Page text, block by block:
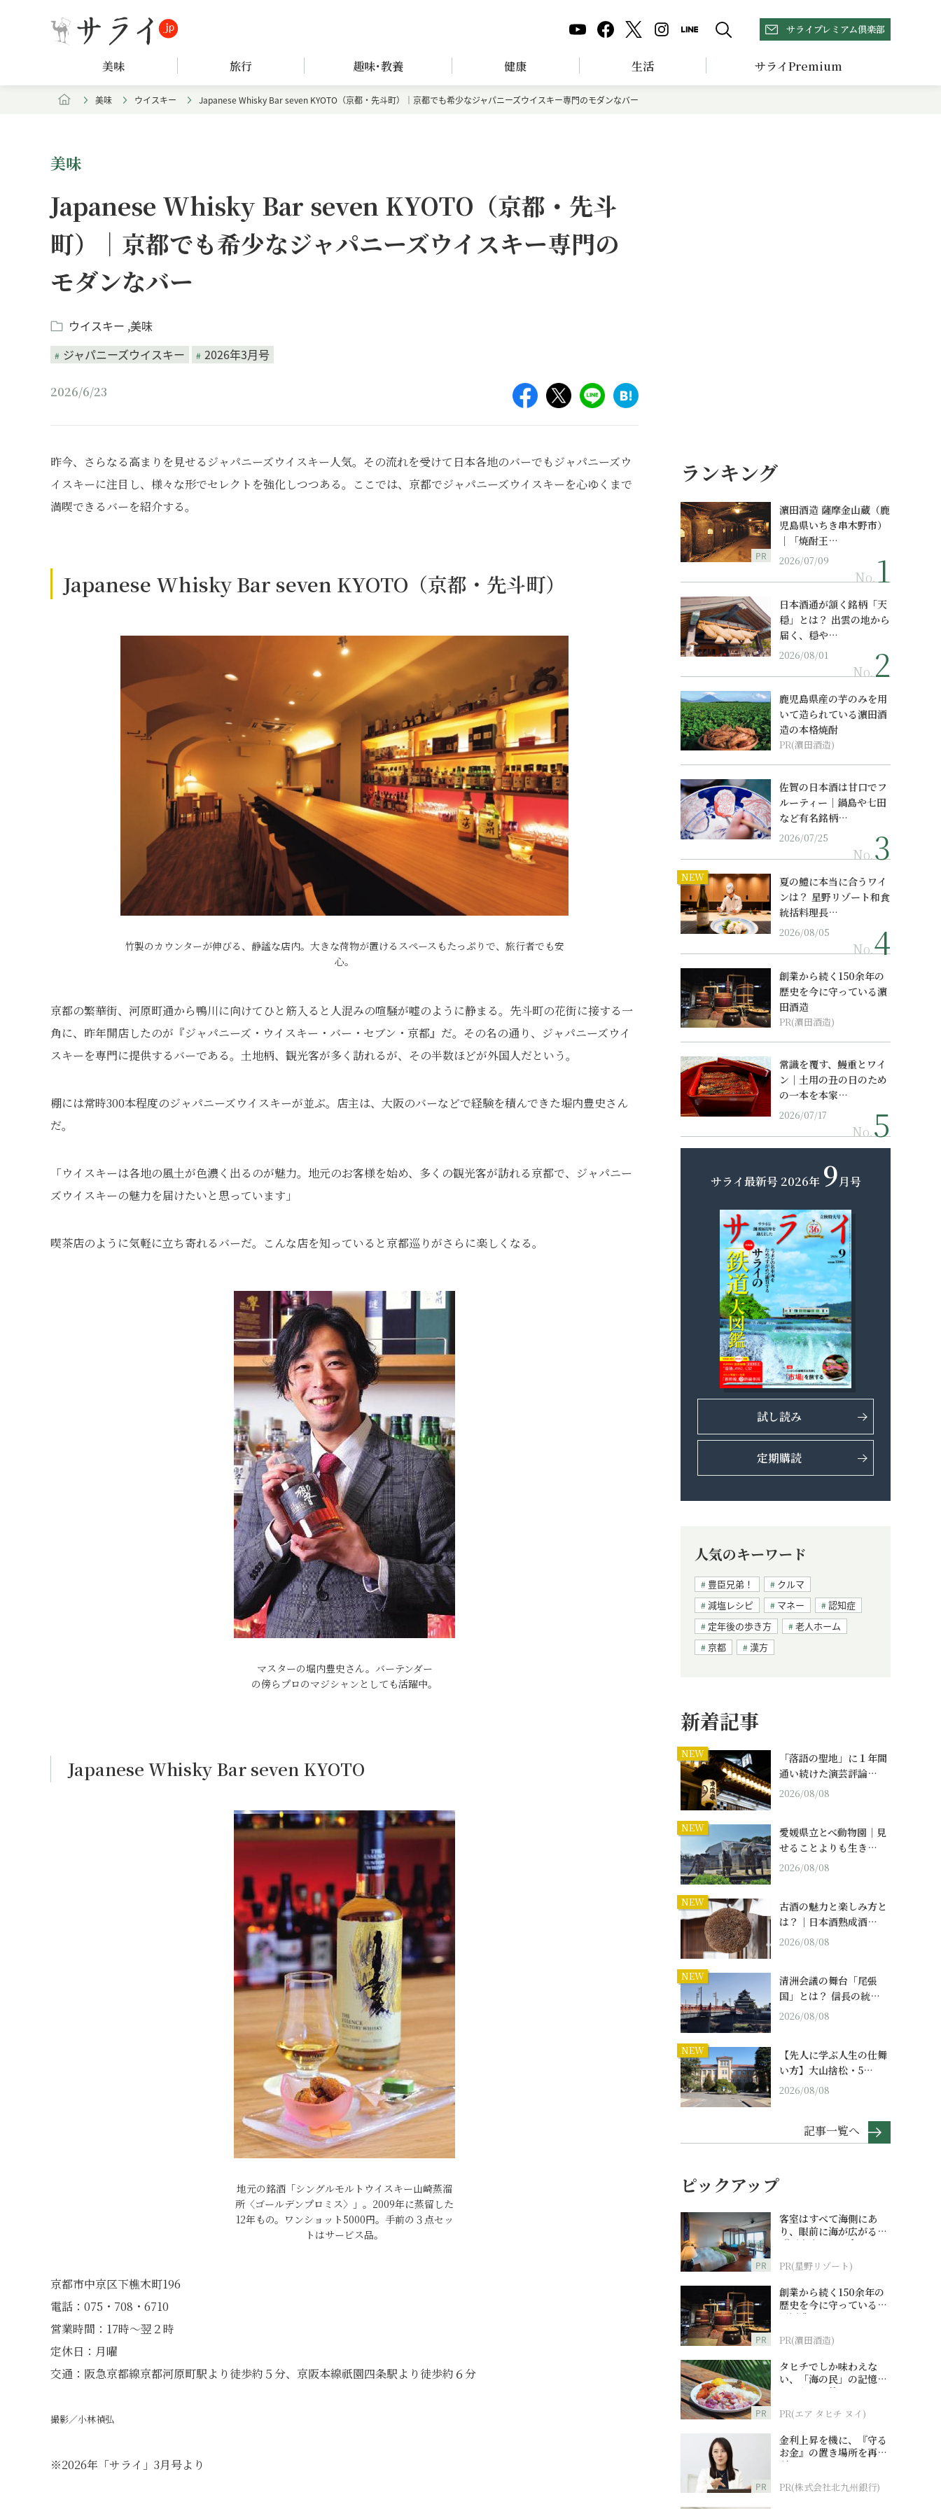
サライプレミアム倶楽部
美味 旅行 趣味･教養 健康 生活 サライPremium
美味 ウイスキー Japanese Whisky Bar seven KYOTO（京都・先斗町）｜京都でも希少なジャパニーズウイスキー専門のモダンなバー
美味
Japanese Whisky Bar seven KYOTO（京都・先斗
町）｜京都でも希少なジャパニーズウイスキー専門の
モダンなバー
ウイスキー 美味
ジャパニーズウイスキー
2026年3月号
2026/6/23
昨今、さらなる高まりを見せるジャパニーズウイスキー人気。その流れを受けて日本各地のバーでもジャパニーズウ
イスキーに注目し、様々な形でセレクトを強化しつつある。ここでは、京都でジャパニーズウイスキーを心ゆくまで
満喫できるバーを紹介する。
Japanese Whisky Bar seven KYOTO（京都・先斗町）
竹製のカウンターが伸びる、静謐な店内。大きな荷物が置けるスペースもたっぷりで、旅行者でも安
心。
京都の繁華街、河原町通から鴨川に向けてひと筋入ると人混みの喧騒が嘘のように静まる。先斗町の花街に接する一
角に、昨年開店したのが『ジャパニーズ・ウイスキー・バー・セブン・京都』だ。その名の通り、ジャパニーズウイ
スキーを専門に提供するバーである。土地柄、観光客が多く訪れるが、その半数ほどが外国人だという。
棚には常時300本程度のジャパニーズウイスキーが並ぶ。店主は、大阪のバーなどで経験を積んできた堀内豊史さん
だ。
「ウイスキーは各地の風土が色濃く出るのが魅力。地元のお客様を始め、多くの観光客が訪れる京都で、ジャパニー
ズウイスキーの魅力を届けたいと思っています」
喫茶店のように気軽に立ち寄れるバーだ。こんな店を知っていると京都巡りがさらに楽しくなる。
マスターの堀内豊史さん。バーテンダー
の傍らプロのマジシャンとしても活躍中。
Japanese Whisky Bar seven KYOTO
地元の銘酒「シングルモルトウイスキー山崎蒸溜
所〈ゴールデンプロミス〉」。2009年に蒸留した
12年もの。ワンショット5000円。手前の３点セッ
トはサービス品。
京都市中京区下樵木町196
電話：075・708・6710
営業時間：17時～翌２時
定休日：月曜
交通：阪急京都線京都河原町駅より徒歩約５分、京阪本線祇園四条駅より徒歩約６分
撮影／小林禎弘
※2026年「サライ」3月号より
ランキング
PR
濵田酒造 薩摩金山蔵（鹿
児島県いちき串木野市）
｜「焼酎王…
2026/07/09
No.
日本酒通が頷く銘柄「天
穏」とは？ 出雲の地から
届く、穏や…
2026/08/01
No.
鹿児島県産の芋のみを用
いて造られている濵田酒
造の本格焼酎
PR(濵田酒造)
佐賀の日本酒は甘口でフ
ルーティー｜鍋島や七田
など有名銘柄…
2026/07/25
No.
NEW
夏の鱧に本当に合うワイ
ンは？ 星野リゾート和食
統括料理長…
2026/08/05
No.
創業から続く150余年の
歴史を今に守っている濵
田酒造
PR(濵田酒造)
常識を覆す、鰻重とワイ
ン｜土用の丑の日のため
の一本を本家…
2026/07/17
No.
サライ最新号 2026年 9月号
試し読み
定期購読
人気のキーワード
豊臣兄弟！
クルマ
減塩レシピ
マネー
認知症
定年後の歩き方
老人ホーム
京都
漢方
新着記事
NEW
「落語の聖地」に１年間
通い続けた演芸評論…
2026/08/08
NEW
愛媛県立とべ動物園｜見
せることよりも生き…
2026/08/08
NEW
古酒の魅力と楽しみ方と
は？｜日本酒熟成酒…
2026/08/08
NEW
清洲会議の舞台「尾張
国」とは？ 信長の統…
2026/08/08
NEW
【先人に学ぶ人生の仕舞
い方】大山捨松・5…
2026/08/08
記事一覧へ
ピックアップ
PR
客室はすべて海側にあ
り、眼前に海が広がる
『西表島ホテル by 星野
PR(星野リゾート)
PR
創業から続く150余年の
歴史を今に守っている濵
田酒造
PR(濵田酒造)
PR
タヒチでしか味わえな
い、「海の民」の記憶へ
とつながる旅
PR(エア タヒチ ヌイ)
PR
金利上昇を機に、『守る
お金』の置き場所を再検
討
PR(株式会社北九州銀行)